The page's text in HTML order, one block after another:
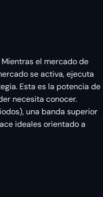
el mercado de
se activa, ejecuta
Esta es la potencia de
necesita conocer.
una banda superior
ideales orientado a